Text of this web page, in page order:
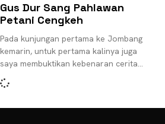
Gus Dur Sang Pahlawan
Petani Cengkeh
Pada kunjungan pertama ke Jombang
kemarin, untuk pertama kalinya juga
saya membuktikan kebenaran cerita
soal Gus Dur. Dari omongan beberapa
teman, saya diberitahu kalau makam